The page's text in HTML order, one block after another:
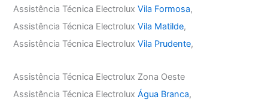
Assistência Técnica ElectroluxVila Formosa,
Assistência Técnica ElectroluxVila Matilde,
Assistência Técnica ElectroluxVila Prudente,
Assistência Técnica Electrolux Zona Oeste
Assistência Técnica ElectroluxÁgua Branca,